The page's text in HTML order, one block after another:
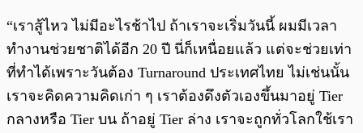
“เราสู้ไหว ไม่มีอะไรช้าไป ถ้าเราจะเริ่มวันนี้ ผมมีเวลา
ทำงานช่วยชาติได้อีก 20 ปี นี่ก็เหนื่อยแล้ว แต่จะช่วยเท่า
ที่ทำได้เพราะวันต้อง Turnaround ประเทศไทย ไม่เช่นนั้น
เราจะคิดความคิดเก่า ๆ เราต้องดึงตัวเองขึ้นมาอยู่ Tier
กลางหรือ Tier บน ถ้าอยู่ Tier ล่าง เราจะถูกทั่วโลกใช้เรา